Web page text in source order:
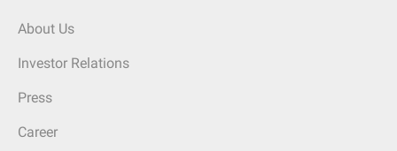
About Us
Investor Relations
Press
Career